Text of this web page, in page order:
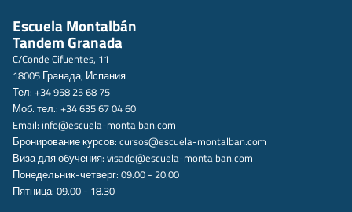
Escuela Montalbán
Tandem Granada
C/Conde Cifuentes, 11
18005 Гранада, Испания
Тел: +34 958 25 68 75
Моб. тел.: +34 635 67 04 60
Email: info@escuela-montalban.com
Бронирование курсов: cursos@escuela-montalban.com
Виза для обучения: visado@escuela-montalban.com
Понедельник-четверг: 09.00 - 20.00
Пятница: 09.00 - 18.30